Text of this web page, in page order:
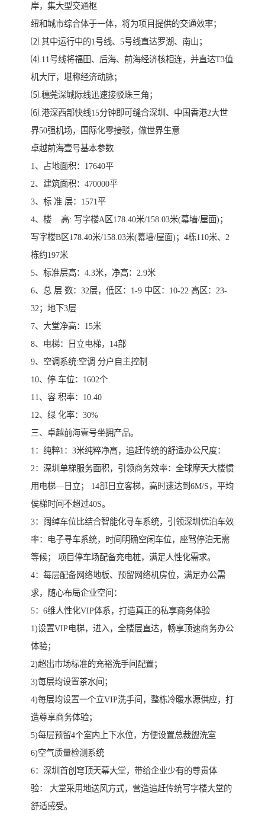
岸，集大型交通枢
纽和城市综合体于一体，将为项目提供的交通效率；
⑵.其中运行中的1号线、5号线直达罗湖、南山；
⑷.11号线将福田、后海、前海经济核相连，并直达T3值
机大厅，堪称经济动脉；
⑸.穗莞深城际线迅速接驳珠三角；
⑹.港深西部快线15分钟即可缝合深圳、中国香港2大世
界50强机场，国际化零接驳，做世界生意
卓越前海壹号基本参数
1、占地面积：17640平
2、建筑面积：470000平
3、标 准 层：1571平
4、楼 高: 写字楼A区178.40米/158.03米(幕墙/屋面)；
写字楼B区178.40米/158.03米(幕墙/屋面)；4栋110米、2
栋约197米
5、标准层高：4.3米，净高：2.9米
6、总 层 数：32层，低区：1-9 中区：10-22 高区：23-
32；地下3层
7、大堂净高：15米
8、电梯：日立电梯，14部
9、空调系统:空调 分户自主控制
10、停 车位：1602个
11、容 积率：10.40
12、绿 化率：30%
三、卓越前海壹号坐拥产品。
1：纯粹1：3米纯粹净高，追赶传统的舒适办公尺度：
2：深圳单梯服务面积，引领商务效率：全球摩天大楼惯
用电梯—日立； 14部日立客梯，高时速达到6M/S，平均
侯梯时间不超过40S。
3：阔绰车位比结合智能化寻车系统，引领深圳优泊车效
率：电子寻车系统，时间明确空闲车位，座驾停泊无需
等候； 项目停车场配备充电桩，满足人性化需求。
4：每层配备网络地板、预留网络机房位，满足办公需
求，随心布局企业空间：
5：6维人性化VIP体系，打造真正的私享商务体验
1)设置VIP电梯，进入，全楼层直达，畅享顶速商务办公
体验；
2)超出市场标准的充裕洗手间配置；
3)每层均设置茶水间；
4)每层均设置一个立VIP洗手间，整栋冷暖水源供应，打
造尊享商务体验；
5)每层预留4个室内上下水位，方便设置总裁盥洗室
6)空气质量检测系统
6：深圳首创穹顶天幕大堂，带给企业少有的尊贵体
验： 大堂采用地送风方式，营造追赶传统写字楼大堂的
舒适感受。